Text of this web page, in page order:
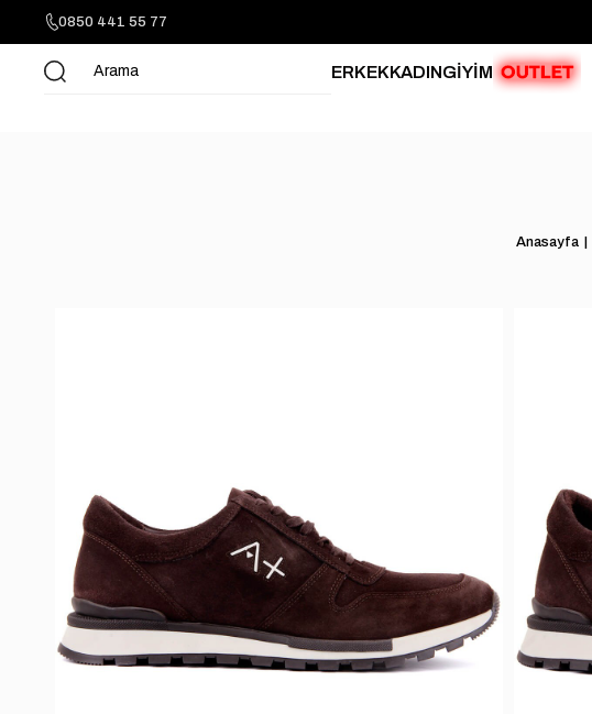
0850 441 55 77
ERKEKKADINGİYİM
Anasayfa